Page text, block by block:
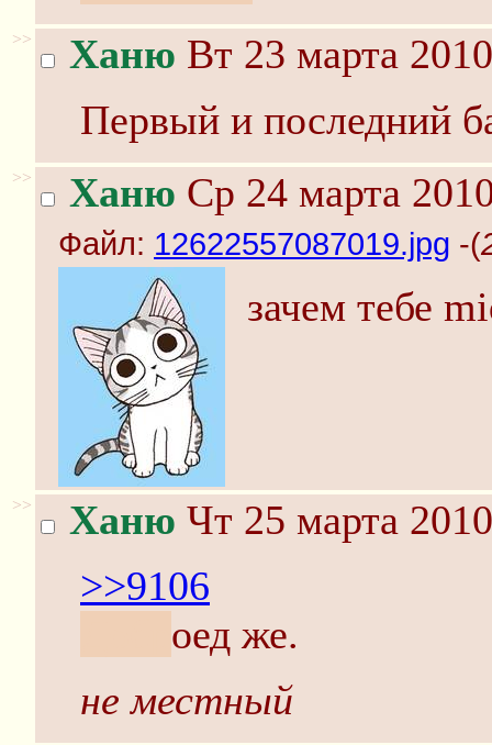
>> Ханю Вт 23 марта
Первый и последний
>> Ханю Ср 24 марта
Файл: 12622557087019.jpg -(
зачем тебе
>> Ханю Чт 25 марта
>>9106
оед же.
не местный